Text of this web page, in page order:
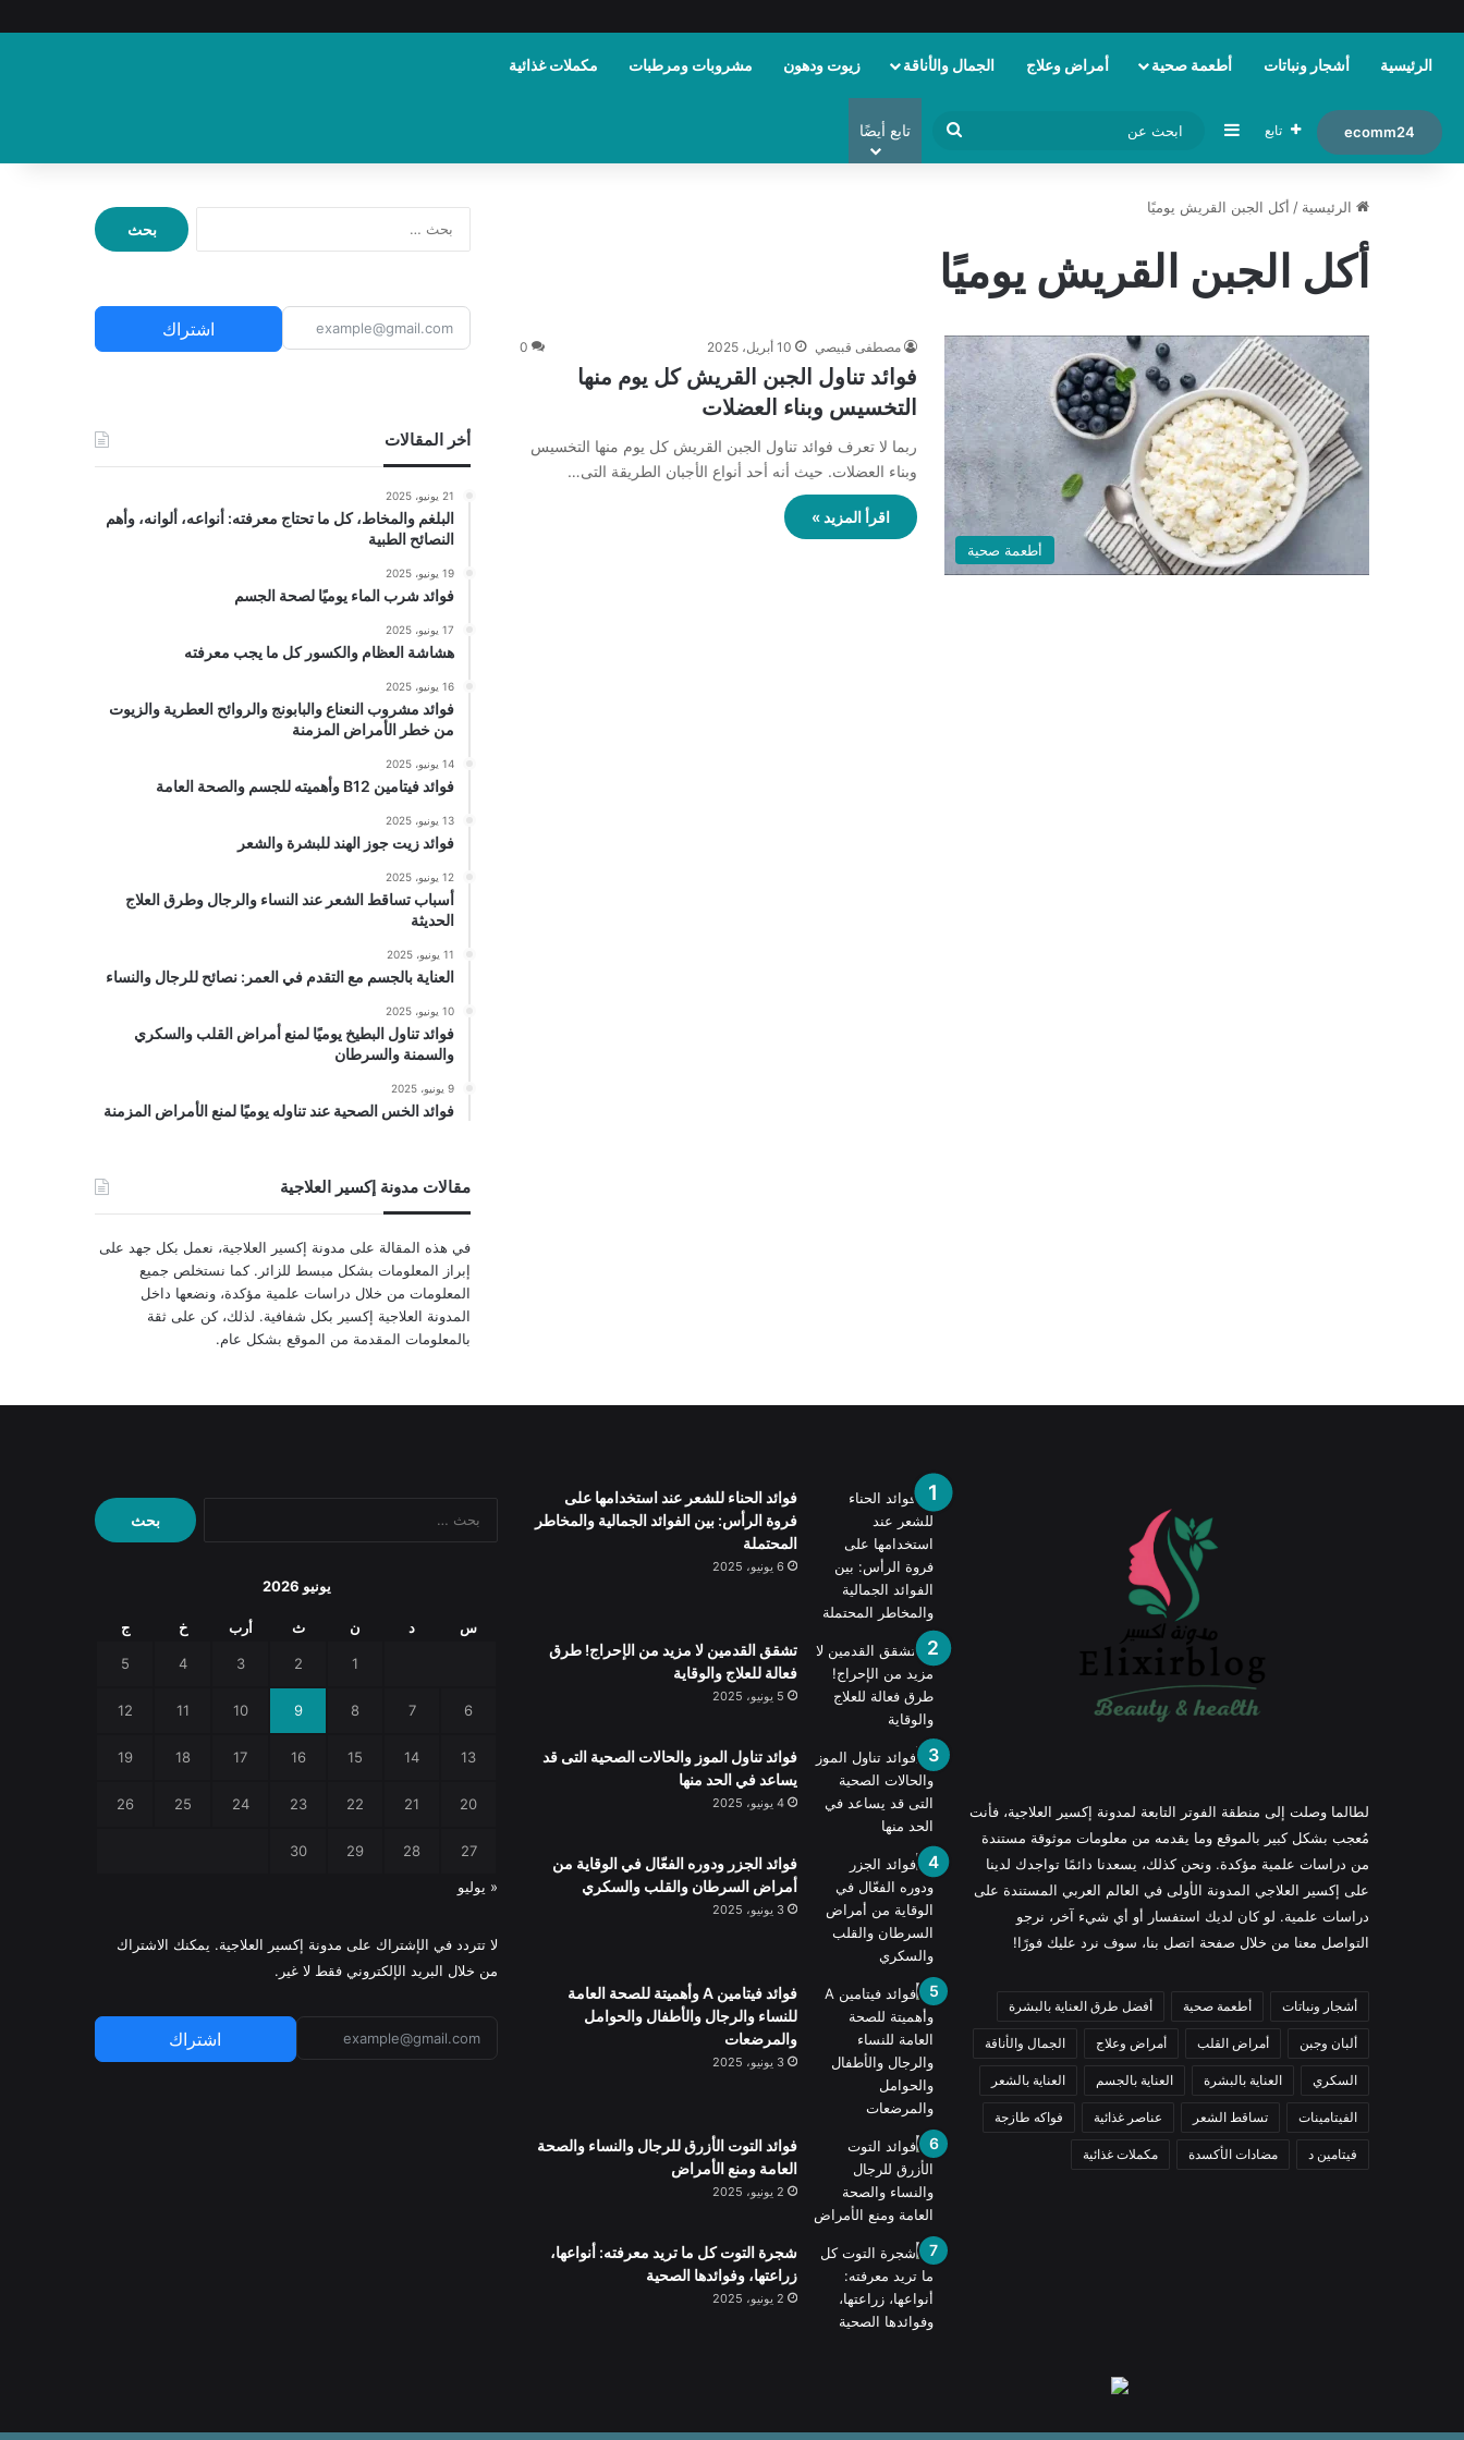
الرئيسية أشجار ونباتات أطعمة صحية أمراض وعلاج الجمال والأناقة زيوت ودهون مشروبات ومرطبات مكملات غذائية
ecomm24 تابع إضافة عمود جانبي
عن
تابع أيضًا
الرئيسية / أكل الجبن القريش يوميًا
أكل الجبن القريش يوميًا
أطعمة صحية
مصطفى قبيصي 10 أبريل، 2025 0
فوائد تناول الجبن القريش كل يوم منها
التخسيس وبناء العضلات
ربما لا تعرف فوائد تناول الجبن القريش كل يوم منها التخسيس
وبناء العضلات. حيث أنه أحد أنواع الأجبان الطريقة التى…
اقرأ المزيد »
ث
ع
ن
اشتراك
أخر المقالات
21 يونيو، 2025
البلغم والمخاط، كل ما تحتاج معرفته: أنواعه، ألوانه، وأهم
النصائح الطبية
19 يونيو، 2025
فوائد شرب الماء يوميًا لصحة الجسم
17 يونيو، 2025
هشاشة العظام والكسور كل ما يجب معرفته
16 يونيو، 2025
فوائد مشروب النعناع والبابونج والروائح العطرية والزيوت
من خطر الأمراض المزمنة
14 يونيو، 2025
فوائد فيتامين B12 وأهميته للجسم والصحة العامة
13 يونيو، 2025
فوائد زيت جوز الهند للبشرة والشعر
12 يونيو، 2025
أسباب تساقط الشعر عند النساء والرجال وطرق العلاج
الحديثة
11 يونيو، 2025
العناية بالجسم مع التقدم في العمر: نصائح للرجال والنساء
10 يونيو، 2025
فوائد تناول البطيخ يوميًا لمنع أمراض القلب والسكري
والسمنة والسرطان
9 يونيو، 2025
فوائد الخس الصحية عند تناوله يوميًا لمنع الأمراض المزمنة
مقالات مدونة إكسير العلاجية
في هذه المقالة على مدونة إكسير العلاجية، نعمل بكل جهد على
إبراز المعلومات بشكل مبسط للزائر. كما نستخلص جميع
المعلومات من خلال دراسات علمية مؤكدة، ونضعها داخل
المدونة العلاجية إكسير بكل شفافية. لذلك، كن على ثقة
بالمعلومات المقدمة من الموقع بشكل عام.
لطالما وصلت إلى منطقة الفوتر التابعة لمدونة إكسير العلاجية، فأنت
مُعجب بشكل كبير بالموقع وما يقدمه من معلومات موثوقة مستندة
من دراسات علمية مؤكدة. ونحن كذلك، يسعدنا دائمًا تواجدك لدينا
على إكسير العلاجي المدونة الأولى في العالم العربي المستندة على
دراسات علمية. لو كان لديك استفسار أو أي شيء آخر، نرجو
التواصل معنا من خلال صفحة اتصل بنا، سوف نرد عليك فورًا!
أشجار ونباتات أطعمة صحية أفضل طرق العناية بالبشرة
ألبان وجبن أمراض القلب أمراض وعلاج الجمال والأناقة
السكري العناية بالبشرة العناية بالجسم العناية بالشعر
الفيتامينات تساقط الشعر عناصر غذائية فواكه طازجة
فيتامين د مضادات الأكسدة مكملات غذائية
فوائد الحناء للشعر عند استخدامها على
فروة الرأس: بين الفوائد الجمالية والمخاطر
المحتملة
6 يونيو، 2025
تشقق القدمين لا مزيد من الإحراج! طرق
فعالة للعلاج والوقاية
5 يونيو، 2025
فوائد تناول الموز والحالات الصحية التى قد
يساعد في الحد منها
4 يونيو، 2025
فوائد الجزر ودوره الفعّال في الوقاية من
أمراض السرطان والقلب والسكري
3 يونيو، 2025
فوائد فيتامين A وأهميتة للصحة العامة
للنساء والرجال والأطفال والحوامل
والمرضعات
3 يونيو، 2025
فوائد التوت الأزرق للرجال والنساء والصحة
العامة ومنع الأمراض
2 يونيو، 2025
شجرة التوت كل ما تريد معرفته: أنواعها،
زراعتها، وفوائدها الصحية
2 يونيو، 2025
البحث
عن:
يونيو 2026
س د ن ث أرب خ ج
1
2
3
4
5
6
7
8
9
10
11
12
13
14
15
16
17
18
19
20
21
22
23
24
25
26
27
28
29
30
« يوليو
لا تتردد في الإشتراك على مدونة إكسير العلاجية. يمكنك الاشتراك
من خلال البريد الإلكتروني فقط لا غير.
اشتراك